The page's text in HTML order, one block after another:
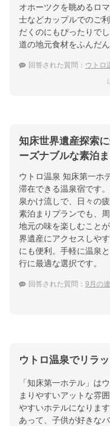
オホーツクを眺めるロ
士などカップルでのご
だくのにもぴったりで
道の地元食材をふんだ
回答された質問： ウトロ温
知床世界遺産探索
ーズナブルな素泊
ウトロ温泉 知床第一ホ
滞在できる温泉宿です
泉かけ流しで、日々の
素泊まりプランでも、
地元の味を楽しむこと
界遺産にアクセスしや
にも便利。手軽に温泉
行に最適な選択です。
回答された質問： 9月の連
ウトロ温泉でリラ
「知床第一ホテル」は
まりやすいアットな雰
やすいホテルになりま
あって、子供が好きな